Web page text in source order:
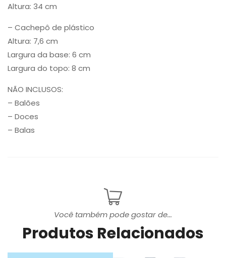
Altura: 34 cm
– Cachepô de plástico
Altura: 7,6 cm
Largura da base: 6 cm
Largura do topo: 8 cm
NÃO INCLUSOS:
– Balões
– Doces
– Balas
Você também pode gostar de...
Produtos Relacionados